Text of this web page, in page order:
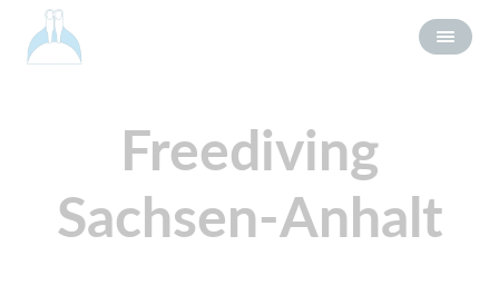
Freediving
Sachsen-Anhalt